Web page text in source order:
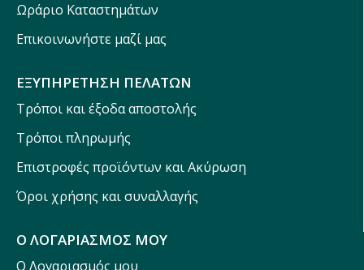
Ωράριο Καταστημάτων
Επικοινωνήστε μαζί μας
ΕΞΥΠΗΡΕΤΗΣΗ ΠΕΛΑΤΩΝ
Τρόποι και έξοδα αποστολής
Τρόποι πληρωμής
Επιστροφές προϊόντων και Ακύρωση
Όροι χρήσης και συναλλαγής
Ο ΛΟΓΑΡΙΑΣΜΟΣ ΜΟΥ
Ο Λογαριασμός μου